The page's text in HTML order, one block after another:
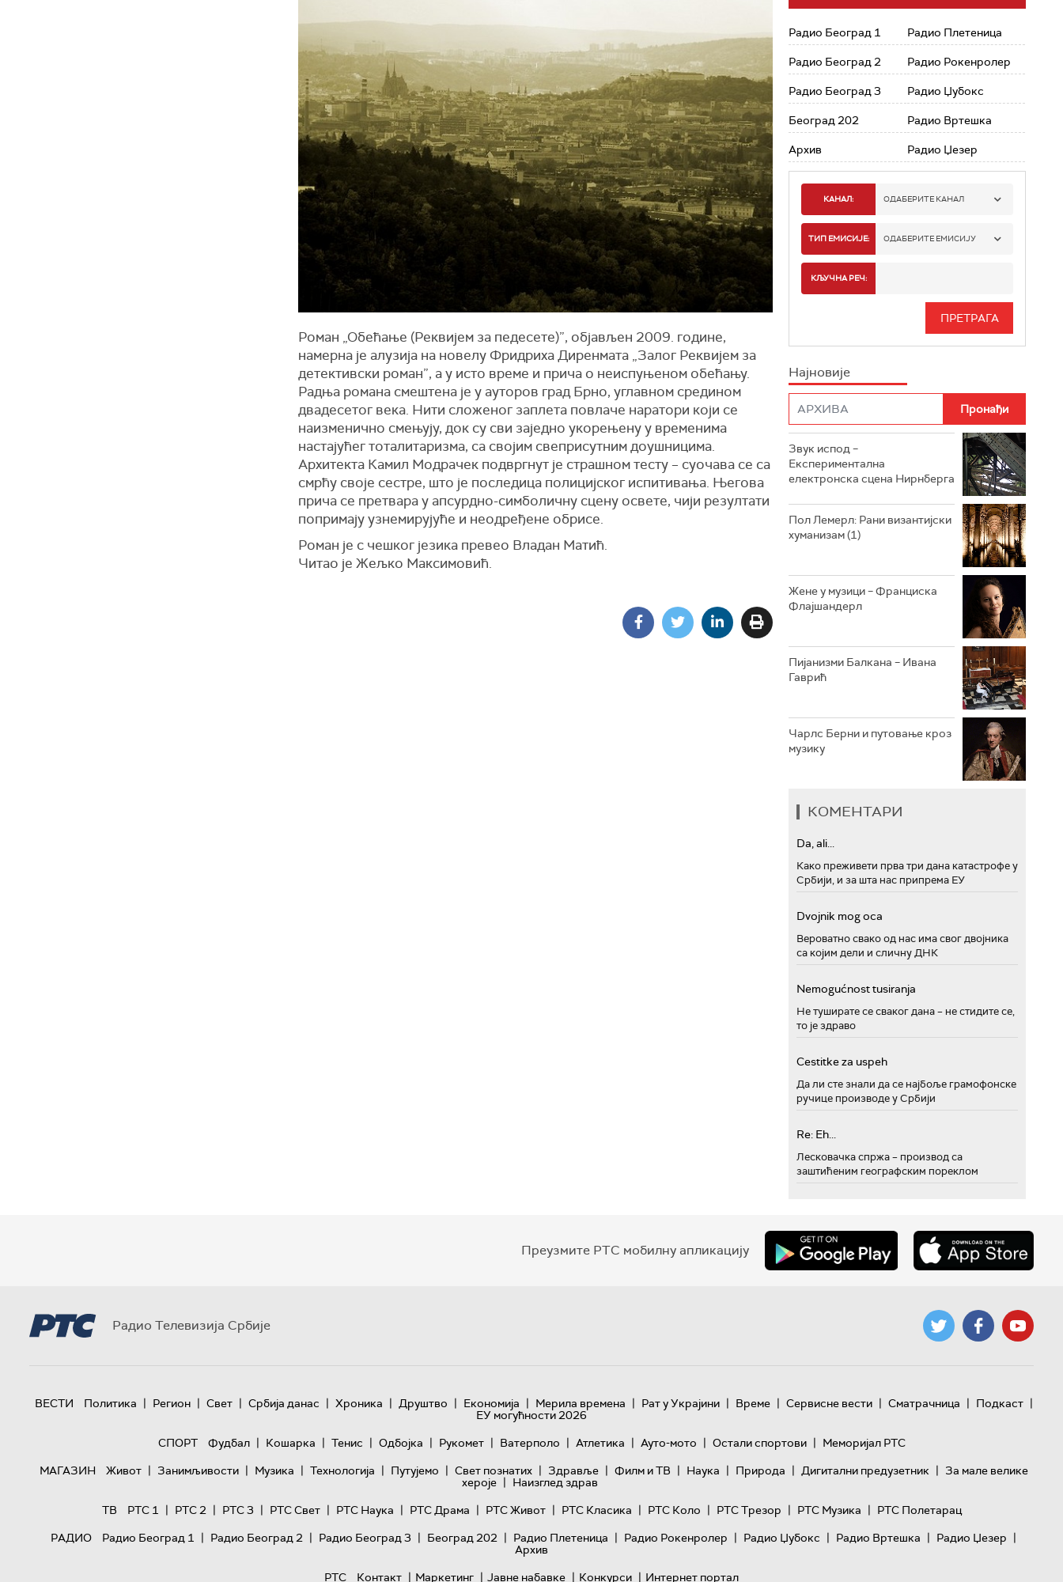
Роман „Обећање (Реквијем за педесете)”, објављен 2009. године,
намерна је алузија на новелу Фридриха Диренмата „Залог Реквијем за
детективски роман”, а у исто време и прича о неиспуњеном обећању.
Радња романа смештена је у ауторов град Брно, углавном средином
двадесетог века. Нити сложеног заплета повлаче наратори који се
наизменично смењују, док су сви заједно укорењену у временима
настајућег тоталитаризма, са својим свеприсутним доушницима.
Архитекта Камил Модрачек подвргнут је страшном тесту – суочава се са
смрћу своје сестре, што је последица полицијског испитивања. Његова
прича се претвара у апсурдно-симболичну сцену освете, чији резултати
попримају узнемирујуће и неодређене обрисе.
Роман је с чешког језика превео Владан Матић.
Читао је Жељко Максимовић.
Радио Београд 1
Радио Београд 2
Радио Београд 3
Београд 202
Архив
Радио Плетеница
Радио Рокенролер
Радио Џубокс
Радио Вртешка
Радио Џезер
КАНАЛ: ОДАБЕРИТЕ КАНАЛ
РАДИО БЕОГРАД 1
РАДИО БЕОГРАД 3
РАДИО РОКЕНРОЛЕР
РАДИО ЏУБОКС
РАДИО ВРТЕШКА
РАДИО ЏЕЗЕР
ТИП ЕМИСИЈЕ: ОДАБЕРИТЕ ЕМИСИЈУ
ИНФО
КЉУЧНА РЕЧ:
Најновије
Звук испод –
Експериментална
електронска сцена Нирнберга
Пол Лемерл: Рани византијски
хуманизам (1)
Жене у музици – Франциска
Флајшандерл
Пијанизми Балкана – Ивана
Гаврић
Чарлс Берни и путовање кроз
музику
КОМЕНТАРИ
Da, ali...
Како преживети прва три дана катастрофе у
Србији, и за шта нас припрема ЕУ
Dvojnik mog oca
Вероватно свако од нас има свог двојника
са којим дели и сличну ДНК
Nemogućnost tusiranja
Не туширате се сваког дана – не стидите се,
то је здраво
Cestitke za uspeh
Да ли сте знали да се најбоље грамофонске
ручице производе у Србији
Re: Eh...
Лесковачка спржа – производ са
заштићеним географским пореклом
Преузмите РТС мобилну апликацију
Радио Телевизија Србије
ВЕСТИ Политика | Регион | Свет | Србија данас | Хроника | Друштво | Економија | Мерила времена | Рат у Украјини | Време | Сервисне вести | Сматрачница | Подкаст |
ЕУ могућности 2026
СПОРТ
Фудбал | Кошарка | Тенис | Одбојка | Рукомет | Ватерполо | Атлетика | Ауто-мото | Остали спортови | Меморијал РТС
МАГАЗИН
Живот | Занимљивости | Музика | Технологијa | Путујемо | Свет познатих | Здравље | Филм и ТВ | Наука | Природа | Дигитални предузетник | За мале велике
хероје | Наизглед здрав
ТВ
РТС 1 | РТС 2 | РТС 3 | РТС Свет | РТС Наука | РТС Драма | РТС Живот | РТС Класика | РТС Коло | РТС Трезор | РТС Музика | РТС Полетарац
РАДИО
Радио Београд 1 | Радио Београд 2 | Радио Београд 3 | Београд 202 | Радио Плетеница | Радио Рокенролер | Радио Џубокс | Радио Вртешка | Радио Џезер |
Архив
РТС
Контакт | Маркетинг | Јавне набавке | Конкурси | Интернет портал